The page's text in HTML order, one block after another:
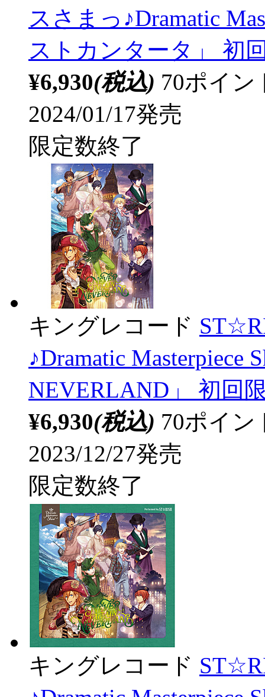
スさまっ♪Dramatic
ストカンタータ」 初
¥6,930(税込) 70ポイ
2024/01/17発売
限定数終了
キングレコード
♪Dramatic Masterpiece
NEVERLAND」 初回
¥6,930(税込) 70ポイ
2023/12/27発売
限定数終了
キングレコード